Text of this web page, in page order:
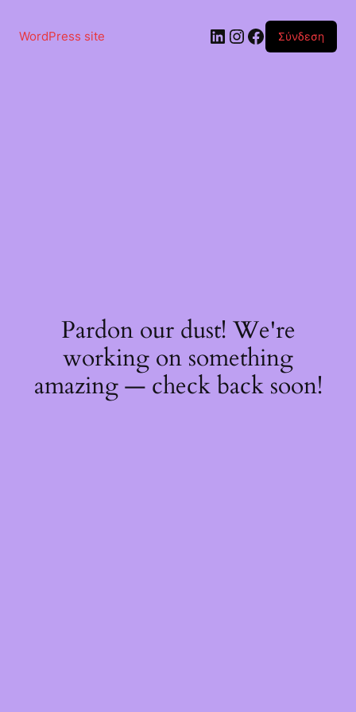
περιεχόμενο
WordPress site Linkedin
Instagram
Facebook
Σύνδεση
Pardon our dust! We're
working on something
amazing — check back soon!